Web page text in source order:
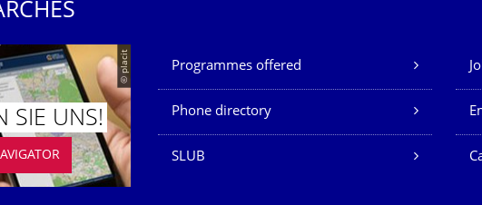
© placit
SIE UNS!
Our Services
Programmes offered
Phone directory
SLUB